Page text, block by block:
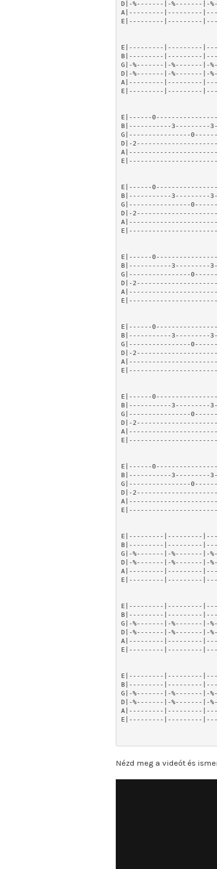
D|-%-------|-%-------|-
A|---------|---------
E|---------|---------
E|---------|---------
B|---------|---------
G|-%-------|-%-------
D|-%-------|-%-------
A|---------|---------
E|---------|---------
E|------
B|-----------3---------
G|----------------
D|-
E|------
B|-----------3---------
G|----------------
D|-
E|------
B|-----------3---------
G|----------------
D|-
E|------
B|-----------3---------
G|----------------
D|-
E|------
B|-----------3---------
G|----------------
D|-
E|------
B|-----------3---------
G|----------------
D|-
E|---------|---------
B|---------|---------
G|-%-------|-%-------|-
D|-%-------|-%-------|-
A|---------|---------
E|---------|---------
E|---------|---------
B|---------|---------
G|-%-------|-%-------|-
D|-%-------|-%-------|-
A|---------|---------
E|---------|---------
E|---------|---------
B|---------|---------
G|-%-------|-%-------|-
D|-%-------|-%-------|-
A|---------|---------
E|---------|---------
Nézd meg a videót és